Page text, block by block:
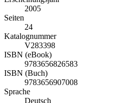
2005
Seiten
24
Katalognummer
V283398
ISBN (eBook)
9783656826583
ISBN (Buch)
9783656907008
Sprache
Deutsch